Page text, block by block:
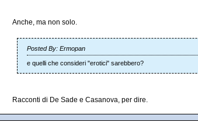
Anche, ma non solo.
Posted By: Ermopan
e quelli che consideri "erotici" sarebbero?
Racconti di De Sade e Casanova, per dire.